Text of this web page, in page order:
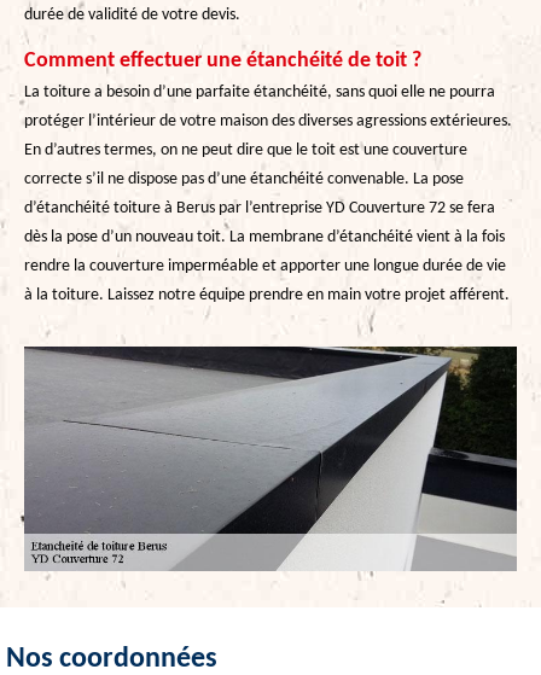
durée de validité de votre devis.
Comment effectuer une étanchéité de toit ?
La toiture a besoin d’une parfaite étanchéité, sans quoi elle ne pourra
protéger l’intérieur de votre maison des diverses agressions extérieures.
En d’autres termes, on ne peut dire que le toit est une couverture
correcte s’il ne dispose pas d’une étanchéité convenable. La pose
d’étanchéité toiture à Berus par l’entreprise YD Couverture 72 se fera
dès la pose d’un nouveau toit. La membrane d’étanchéité vient à la fois
rendre la couverture imperméable et apporter une longue durée de vie
à la toiture. Laissez notre équipe prendre en main votre projet afférent.
Nos coordonnées